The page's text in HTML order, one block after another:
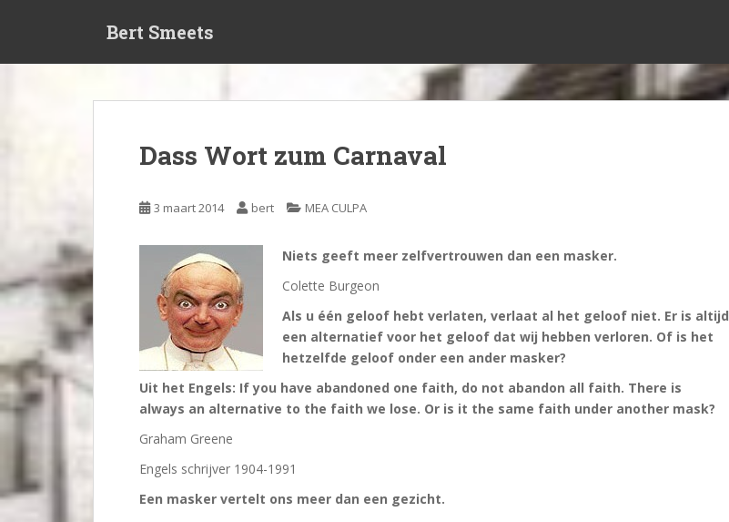
t
e
Bert Smeets
Dass Wort zum Carnaval
3 maart 2014 bert MEA CULPA
Niets geeft meer zelfvertrouwen dan een masker.
Colette Burgeon
Als u één geloof hebt verlaten, verlaat al het geloof niet. Er is altijd
een alternatief voor het geloof dat wij hebben verloren. Of is het
hetzelfde geloof onder een ander masker?
Uit het Engels: If you have abandoned one faith, do not abandon all faith. There is
always an alternative to the faith we lose. Or is it the same faith under another mask?
Graham Greene
Engels schrijver 1904-1991
Een masker vertelt ons meer dan een gezicht.